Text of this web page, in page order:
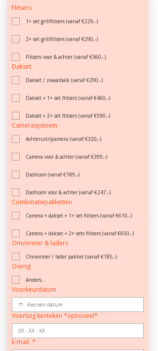
Flitsers
1× set grillflitsers (vanaf €229,-)
2× set grillflitsers (vanaf €290,-)
Flitsers voor & achter (vanaf €360,-)
Dakset
Dakset / zwaaibalk (vanaf €290,-)
Dakset + 1× set flitsers (vanaf €460,-)
Dakset + 2× set flitsers (vanaf €590,-)
Camerasysteem
Achteruitrijcamera (vanaf €320,-)
Camera voor & achter (vanaf €399,-)
Dashcam (vanaf €189,-)
Dashcam voor & achter (vanaf €247,-)
Combinatiepakketten
Camera + dakset + 1× set flitsers (vanaf €610,-)
Camera + dakset + 2× sets flitsers (vanaf €650,-)
Omvormer & laders
Omvormer / lader pakket (vanaf €185,-)
Overig
Anders...
Voorkeurdatum
Voertuig kenteken *optioneel*
E-mail: *